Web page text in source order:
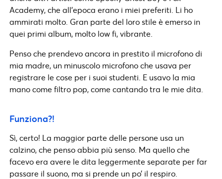
Academy, che all’epoca erano i miei preferiti. Li ho
ammirati molto. Gran parte del loro stile è emerso in
quei primi album, molto low fi, vibrante.
Penso che prendevo ancora in prestito il microfono di
mia madre, un minuscolo microfono che usava per
registrare le cose per i suoi studenti. E usavo la mia
mano come filtro pop, come cantando tra le mie dita.
Funziona?!
Sì, certo! La maggior parte delle persone usa un
calzino, che penso abbia più senso. Ma quello che
facevo era avere le dita leggermente separate per far
passare il suono, ma si prende un po’ il respiro.